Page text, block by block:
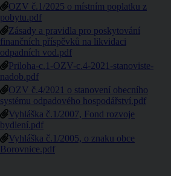
OZV č.1/2025 o místním poplatku z
pobytu.pdf
Zásady a pravidla pro poskytování
finančních příspěvků na likvidaci
odpadních vod.pdf
Priloha-c.1-OZV-c.4-2021-stanoviste-
nadob.pdf
OZV č.4/2021 o stanovení obecního
systému odpadového hospodářství.pdf
Vyhláška č.1/2007, Fond rozvoje
bydlení.pdf
Vyhláška č.1/2005, o znaku obce
Borovnice.pdf